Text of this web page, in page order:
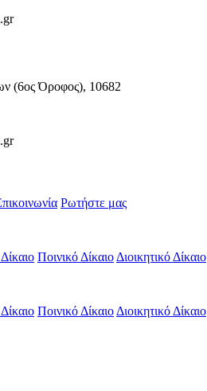
(6ος Όροφος), 10682
Ρωτήστε μας
Ποινικό Δίκαιο Διοικητικό Δίκαιο
Ποινικό Δίκαιο Διοικητικό Δίκαιο